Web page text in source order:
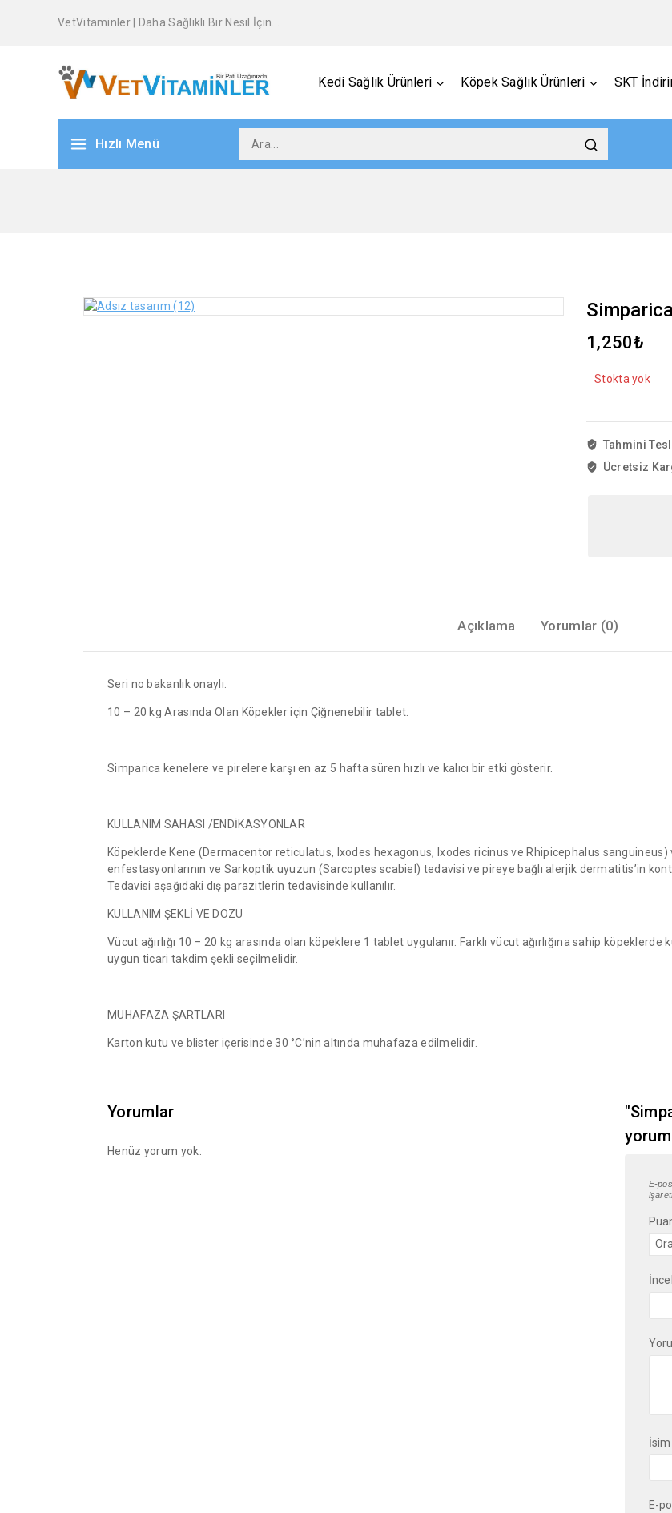
VetVitaminler | Daha Sağlıklı Bir Nesil İçin...
Kedi Sağlık Ürünleri Köpek Sağlık Ürünleri SKT
Hızlı Menü
1,250₺
Stokta yok
Tahmini
Ücretsiz
Açıklama Yorumlar (0)
Seri no bakanlık onaylı.
10 – 20 kg Arasında Olan Köpekler için Çiğnenebilir tablet.
Simparica kenelere ve pirelere karşı en az 5 hafta süren hızlı ve kalıcı bir etki gösterir.
KULLANIM SAHASI /ENDİKASYONLAR
Köpeklerde Kene (Dermacentor reticulatus, Ixodes hexagonus, Ixodes ricinus ve Rhipicephalus
enfestasyonlarının ve Sarkoptik uyuzun (Sarcoptes scabiel) tedavisi ve pireye bağlı alerjik dermatitis’in
Tedavisi aşağıdaki dış parazitlerin tedavisinde kullanılır.
KULLANIM ŞEKLİ VE DOZU
Vücut ağırlığı 10 – 20 kg arasında olan köpeklere 1 tablet uygulanır. Farklı vücut ağırlığına sahip
uygun ticari takdim şekli seçilmelidir.
MUHAFAZA ŞARTLARI
Karton kutu ve blister içerisinde 30 °C’nin altında muhafaza edilmelidir.
Yorumlar
Henüz yorum yok.
E-
E-